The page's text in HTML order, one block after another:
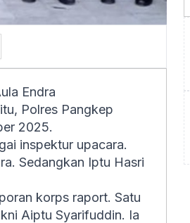
Endra
Polres Pangkep
2025.
inspektur upacara.
Sedangkan Iptu Hasri
korps raport. Satu
Aiptu Syarifuddin. Ia